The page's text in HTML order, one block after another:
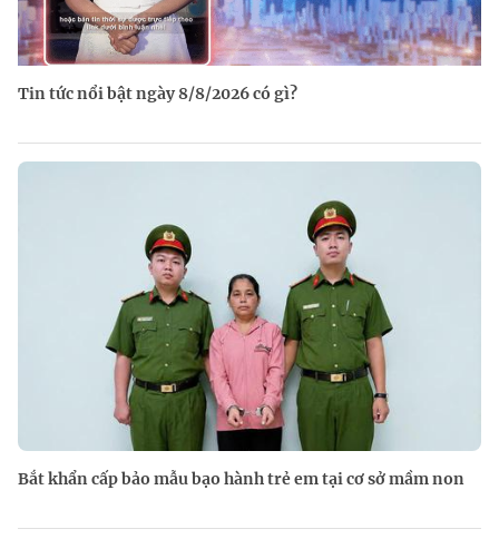
Tin tức nổi bật ngày 8/8/2026 có gì?
Bắt khẩn cấp bảo mẫu bạo hành trẻ em tại cơ sở mầm non